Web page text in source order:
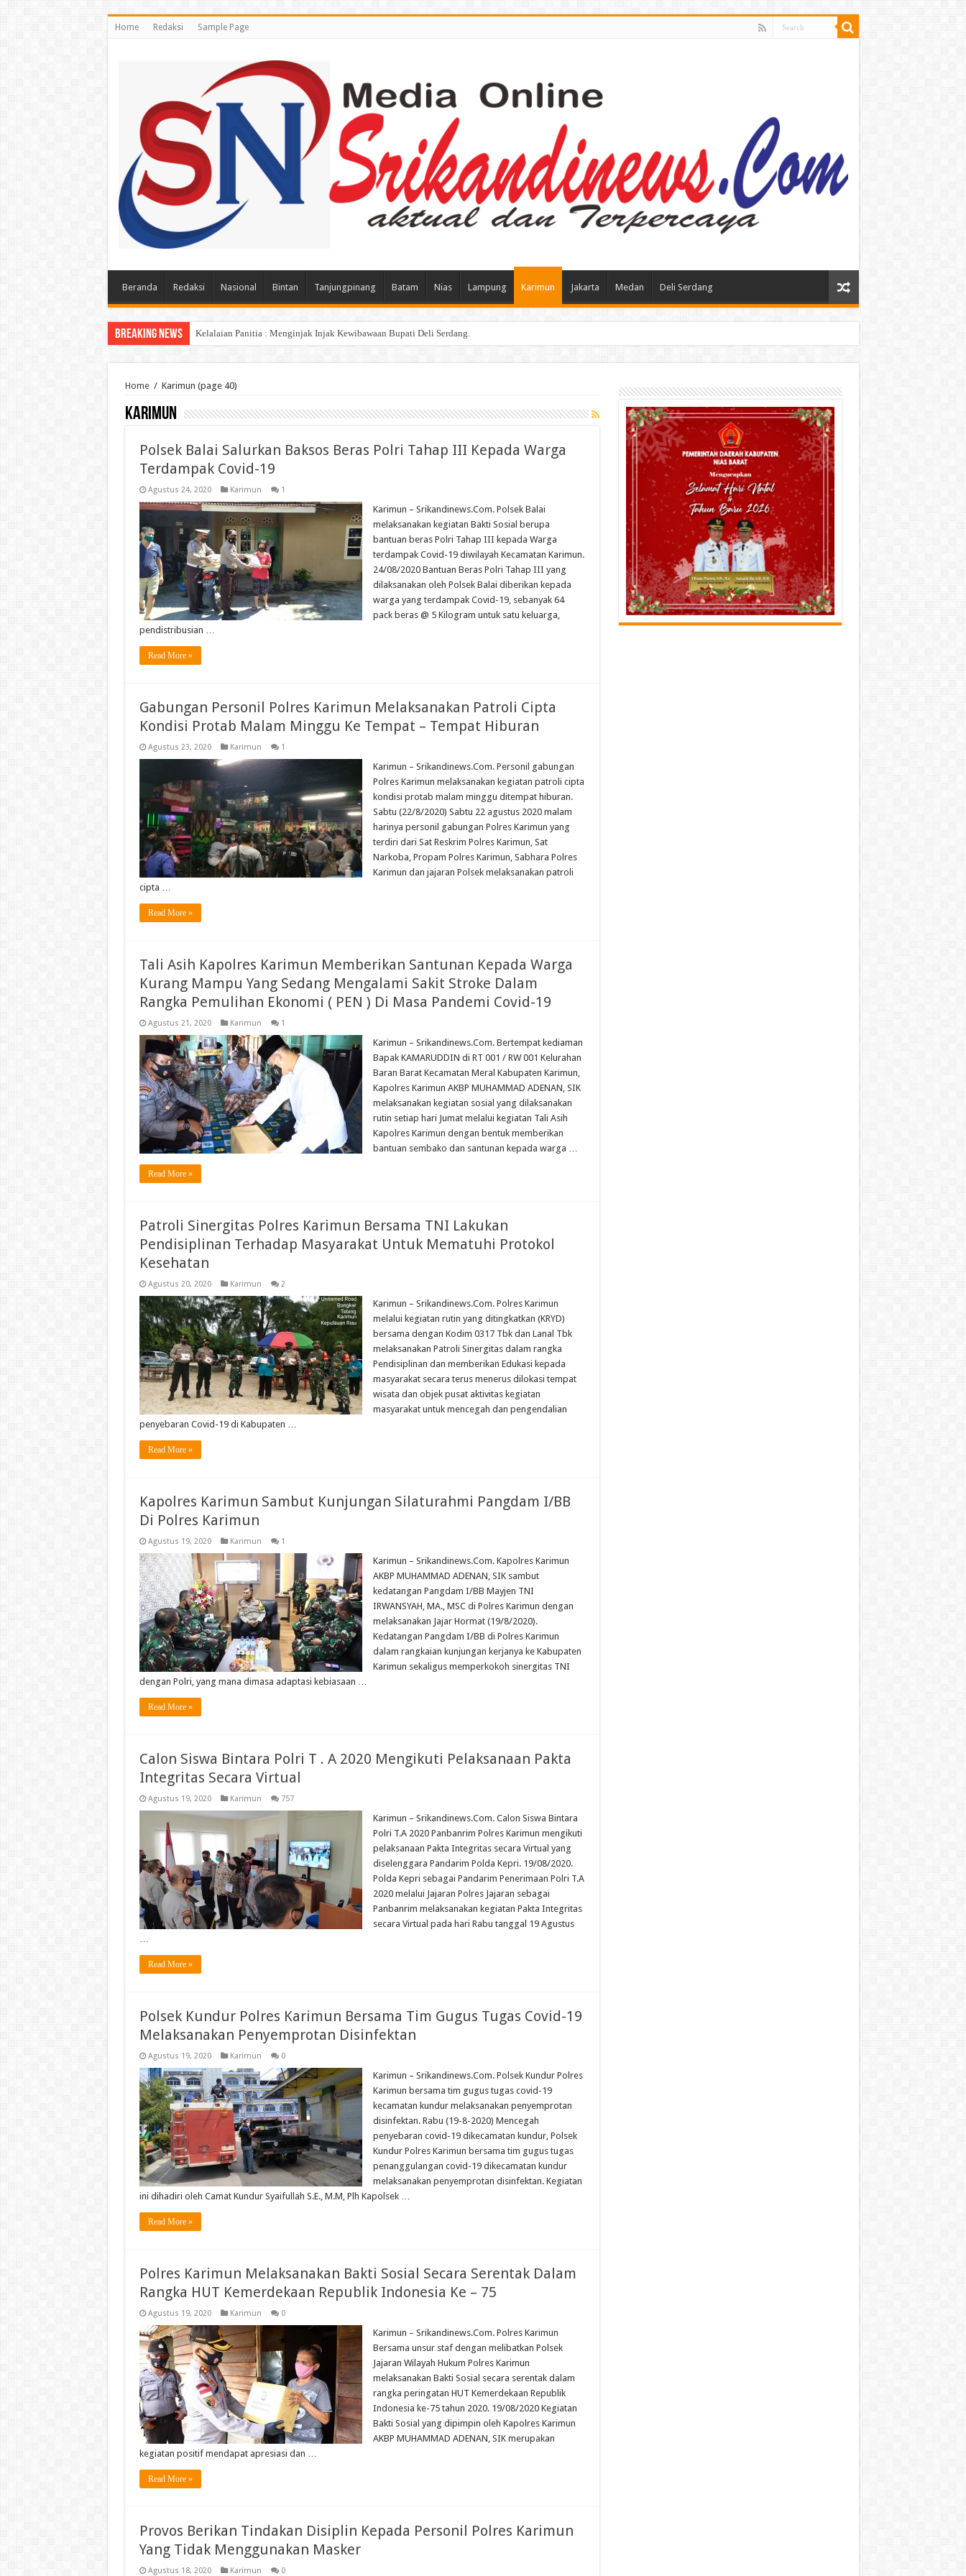
Home Redaksi Sample Page
Beranda Redaksi Nasional Bintan Tanjungpinang Batam Nias Lampung Karimun Jakarta Medan Deli Serdang
Breaking News WFS: Karang Taruna “Kendaraan” Bagi Kaum Muda untuk Lampung yang Maju
Home / Karimun (page 40)
Karimun
Polsek Balai Salurkan Baksos Beras Polri Tahap III Kepada Warga
Terdampak Covid-19
Agustus 24, 2020 Karimun 1
Karimun – Srikandinews.Com. Polsek Balai
melaksanakan kegiatan Bakti Sosial berupa
bantuan beras Polri Tahap III kepada Warga
terdampak Covid-19 diwilayah Kecamatan Karimun.
24/08/2020 Bantuan Beras Polri Tahap III yang
dilaksanakan oleh Polsek Balai diberikan kepada
warga yang terdampak Covid-19, sebanyak 64
pack beras @ 5 Kilogram untuk satu keluarga,
pendistribusian …
Read More »
Gabungan Personil Polres Karimun Melaksanakan Patroli Cipta
Kondisi Protab Malam Minggu Ke Tempat – Tempat Hiburan
Agustus 23, 2020 Karimun 1
Karimun – Srikandinews.Com. Personil gabungan
Polres Karimun melaksanakan kegiatan patroli cipta
kondisi protab malam minggu ditempat hiburan.
Sabtu (22/8/2020) Sabtu 22 agustus 2020 malam
harinya personil gabungan Polres Karimun yang
terdiri dari Sat Reskrim Polres Karimun, Sat
Narkoba, Propam Polres Karimun, Sabhara Polres
Karimun dan jajaran Polsek melaksanakan patroli
cipta …
Read More »
Tali Asih Kapolres Karimun Memberikan Santunan Kepada Warga
Kurang Mampu Yang Sedang Mengalami Sakit Stroke Dalam
Rangka Pemulihan Ekonomi ( PEN ) Di Masa Pandemi Covid-19
Agustus 21, 2020 Karimun 1
Karimun – Srikandinews.Com. Bertempat kediaman
Bapak KAMARUDDIN di RT 001 / RW 001 Kelurahan
Baran Barat Kecamatan Meral Kabupaten Karimun,
Kapolres Karimun AKBP MUHAMMAD ADENAN, SIK
melaksanakan kegiatan sosial yang dilaksanakan
rutin setiap hari Jumat melalui kegiatan Tali Asih
Kapolres Karimun dengan bentuk memberikan
bantuan sembako dan santunan kepada warga …
Read More »
Patroli Sinergitas Polres Karimun Bersama TNI Lakukan
Pendisiplinan Terhadap Masyarakat Untuk Mematuhi Protokol
Kesehatan
Agustus 20, 2020 Karimun 2
Karimun – Srikandinews.Com. Polres Karimun
melalui kegiatan rutin yang ditingkatkan (KRYD)
bersama dengan Kodim 0317 Tbk dan Lanal Tbk
melaksanakan Patroli Sinergitas dalam rangka
Pendisiplinan dan memberikan Edukasi kepada
masyarakat secara terus menerus dilokasi tempat
wisata dan objek pusat aktivitas kegiatan
masyarakat untuk mencegah dan pengendalian
penyebaran Covid-19 di Kabupaten …
Read More »
Kapolres Karimun Sambut Kunjungan Silaturahmi Pangdam I/BB
Di Polres Karimun
Agustus 19, 2020 Karimun 1
Karimun – Srikandinews.Com. Kapolres Karimun
AKBP MUHAMMAD ADENAN, SIK sambut
kedatangan Pangdam I/BB Mayjen TNI
IRWANSYAH, MA., MSC di Polres Karimun dengan
melaksanakan Jajar Hormat (19/8/2020).
Kedatangan Pangdam I/BB di Polres Karimun
dalam rangkaian kunjungan kerjanya ke Kabupaten
Karimun sekaligus memperkokoh sinergitas TNI
dengan Polri, yang mana dimasa adaptasi kebiasaan …
Read More »
Calon Siswa Bintara Polri T . A 2020 Mengikuti Pelaksanaan Pakta
Integritas Secara Virtual
Agustus 19, 2020 Karimun 757
Karimun – Srikandinews.Com. Calon Siswa Bintara
Polri T.A 2020 Panbanrim Polres Karimun mengikuti
pelaksanaan Pakta Integritas secara Virtual yang
diselenggara Pandarim Polda Kepri. 19/08/2020.
Polda Kepri sebagai Pandarim Penerimaan Polri T.A
2020 melalui Jajaran Polres Jajaran sebagai
Panbanrim melaksanakan kegiatan Pakta Integritas
secara Virtual pada hari Rabu tanggal 19 Agustus
Read More »
Polsek Kundur Polres Karimun Bersama Tim Gugus Tugas Covid-19
Melaksanakan Penyemprotan Disinfektan
Agustus 19, 2020 Karimun 0
Karimun – Srikandinews.Com. Polsek Kundur Polres
Karimun bersama tim gugus tugas covid-19
kecamatan kundur melaksanakan penyemprotan
disinfektan. Rabu (19-8-2020) Mencegah
penyebaran covid-19 dikecamatan kundur, Polsek
Kundur Polres Karimun bersama tim gugus tugas
penanggulangan covid-19 dikecamatan kundur
melaksanakan penyemprotan disinfektan. Kegiatan
ini dihadiri oleh Camat Kundur Syaifullah S.E., M.M, Plh Kapolsek …
Read More »
Polres Karimun Melaksanakan Bakti Sosial Secara Serentak Dalam
Rangka HUT Kemerdekaan Republik Indonesia Ke – 75
Agustus 19, 2020 Karimun 0
Karimun – Srikandinews.Com. Polres Karimun
Bersama unsur staf dengan melibatkan Polsek
Jajaran Wilayah Hukum Polres Karimun
melaksanakan Bakti Sosial secara serentak dalam
rangka peringatan HUT Kemerdekaan Republik
Indonesia ke-75 tahun 2020. 19/08/2020 Kegiatan
Bakti Sosial yang dipimpin oleh Kapolres Karimun
AKBP MUHAMMAD ADENAN, SIK merupakan
kegiatan positif mendapat apresiasi dan …
Read More »
Provos Berikan Tindakan Disiplin Kepada Personil Polres Karimun
Yang Tidak Menggunakan Masker
Agustus 18, 2020 Karimun 0